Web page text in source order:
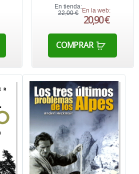
En tienda:
22,00 €
En la web:
20,90 €
COMPRAR